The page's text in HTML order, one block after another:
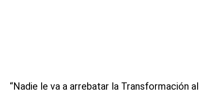
“Nadie le va a arrebatar la Transformación al